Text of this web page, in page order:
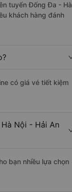
tuyến Đống Đa - Hà
khách hàng đánh
có giá vé tiết kiệm
Nội - Hải An
bạn nhiều lựa chọn